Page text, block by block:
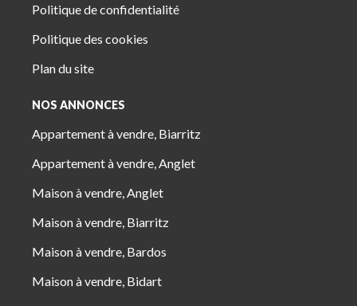
Politique de confidentialité
Politique des cookies
Plan du site
NOS ANNONCES
Appartement à vendre, Biarritz
Appartement à vendre, Anglet
Maison à vendre, Anglet
Maison à vendre, Biarritz
Maison à vendre, Bardos
Maison à vendre, Bidart